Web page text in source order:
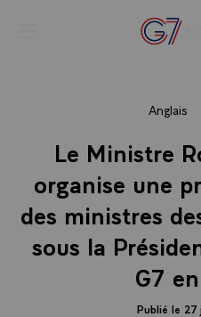
Anglais
Le Ministre
organise une
des ministres
sous la
G7
Publié le 27